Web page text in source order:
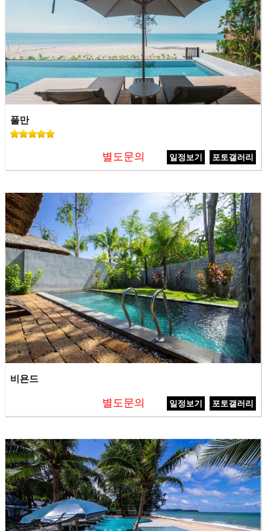
풀만
별도문의 일정보기 포토갤러리
비욘드
별도문의 일정보기 포토갤러리